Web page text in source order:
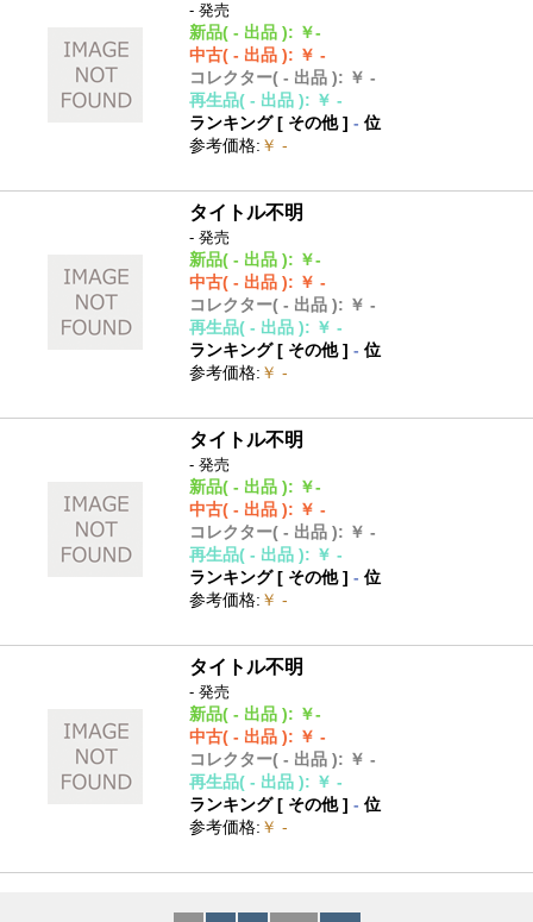
- 発売
新品( - 出品 ): ￥-
中古( - 出品 ): ￥ -
コレクター( - 出品 ): ￥ -
再生品( - 出品 ): ￥ -
ランキング [ その他]- 位
参考価格: ￥ -
タイトル不明
- 発売
新品( - 出品 ): ￥-
中古( - 出品 ): ￥ -
コレクター( - 出品 ): ￥ -
再生品( - 出品 ): ￥ -
ランキング [ その他]- 位
参考価格: ￥ -
タイトル不明
- 発売
新品( - 出品 ): ￥-
中古( - 出品 ): ￥ -
コレクター( - 出品 ): ￥ -
再生品( - 出品 ): ￥ -
ランキング [ その他]- 位
参考価格: ￥ -
タイトル不明
- 発売
新品( - 出品 ): ￥-
中古( - 出品 ): ￥ -
コレクター( - 出品 ): ￥ -
再生品( - 出品 ): ￥ -
ランキング [ その他]- 位
参考価格: ￥ -